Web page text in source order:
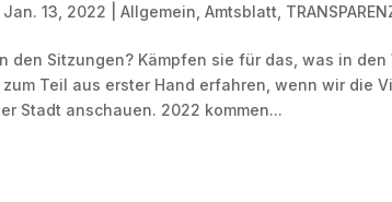
Jan. 13, 2022 |Allgemein ,Amtsblatt
den Sitzungen? Kämpfen sie für das, was in
Teil aus erster Hand erfahren, wenn wir die
Stadt anschauen. 2022 kommen...